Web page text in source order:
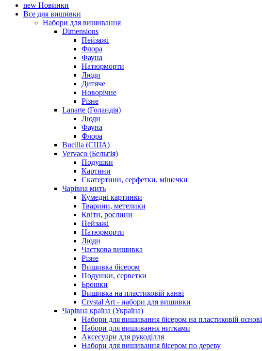
new Новинки
Все для вишивки
Набори для вишивання
Dimensions
Пейзажі
Флора
Фауна
Натюрморти
Люди
Дитяче
Новорічне
Різне
Lanarte (Голандія)
Люди
Фауна
Флора
Bucilla (США)
Vervaco (Бельгія)
Подушки
Картини
Скатертини, серфетки, мішечки
Чарiвна мить
Кумедні картинки
Тварини, метелики
Квіти, рослини
Пейзажі
Натюрморти
Люди
Часткова вишивка
Різне
Вишивка бісером
Подушки, серветки
Брошки
Вишивка на пластиковій канві
Crystal Art - набори для вишивки
Чарівна країна (Україна)
Набори для вишивання бісером на пластиковій основі
Набори для вишивання нитками
Аксесуари для рукоділля
Набори для вишивання бісером по дереву